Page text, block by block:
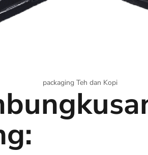
packaging Teh dan Kopi